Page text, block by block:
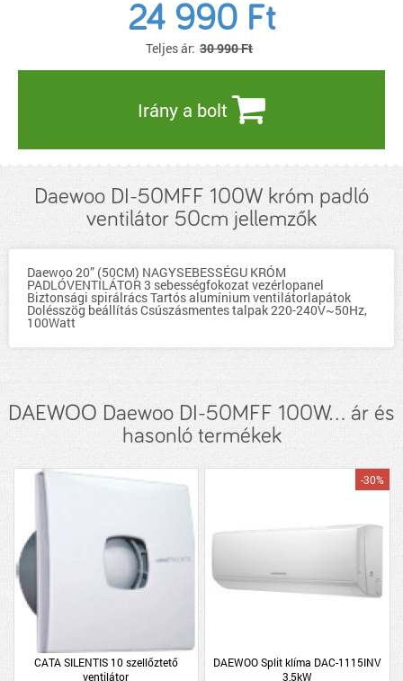
24 990 Ft
Teljes ár: 30 990 Ft
Irány a bolt
Daewoo DI-50MFF 100W króm padló
ventilátor 50cm jellemzők
Daewoo 20” (50CM) NAGYSEBESSÉGU KRÓM
PADLÓVENTILÁTOR 3 sebességfokozat vezérlopanel
Biztonsági spirálrács Tartós alumínium ventilátorlapátok
Dolésszög beállítás Csúszásmentes talpak 220-240V~50Hz,
100Watt
DAEWOO Daewoo DI-50MFF 100W... ár és
hasonló termékek
CATA SILENTIS 10 szellőztető
ventilátor
DAEWOO Split klíma DAC-1115INV
3,5kW
-30%